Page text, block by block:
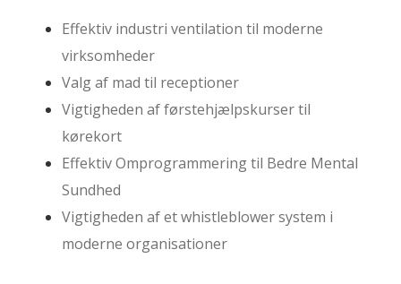
Effektiv industri ventilation til moderne
virksomheder
Valg af mad til receptioner
Vigtigheden af førstehjælpskurser til
kørekort
Effektiv Omprogrammering til Bedre Mental
Sundhed
Vigtigheden af et whistleblower system i
moderne organisationer